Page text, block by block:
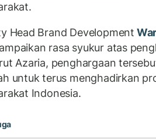
Head Brand Development
rasa syukur atas
Azaria, penghargaan
untuk terus menghadirkan
Indonesia.